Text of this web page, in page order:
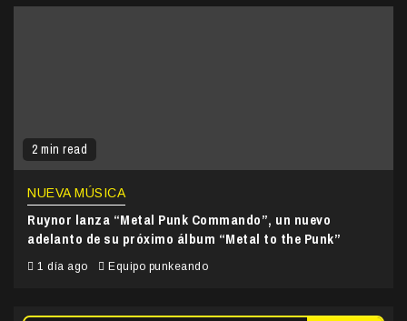
2 min read
NUEVA MÚSICA
Ruynor lanza “Metal Punk Commando”, un nuevo
adelanto de su próximo álbum “Metal to the Punk”
1 día ago Equipo punkeando